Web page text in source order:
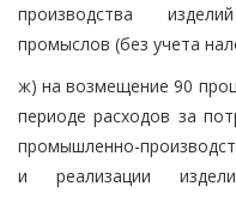
производства
промыслов (без учета
ж) на возмещение 90
периоде расходов за
промышленно-
и реализации